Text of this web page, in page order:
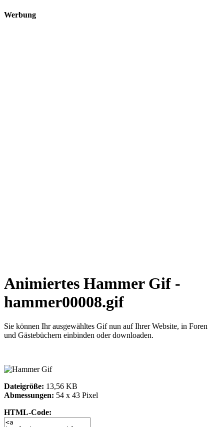
Werbung
Animiertes Hammer Gif -
hammer00008.gif
Sie können Ihr ausgewähltes Gif nun auf Ihrer Website, in Foren
und Gästebüchern einbinden oder downloaden.
Dateigröße: 13,56 KB
Abmessungen: 54 x 43 Pixel
HTML-Code: